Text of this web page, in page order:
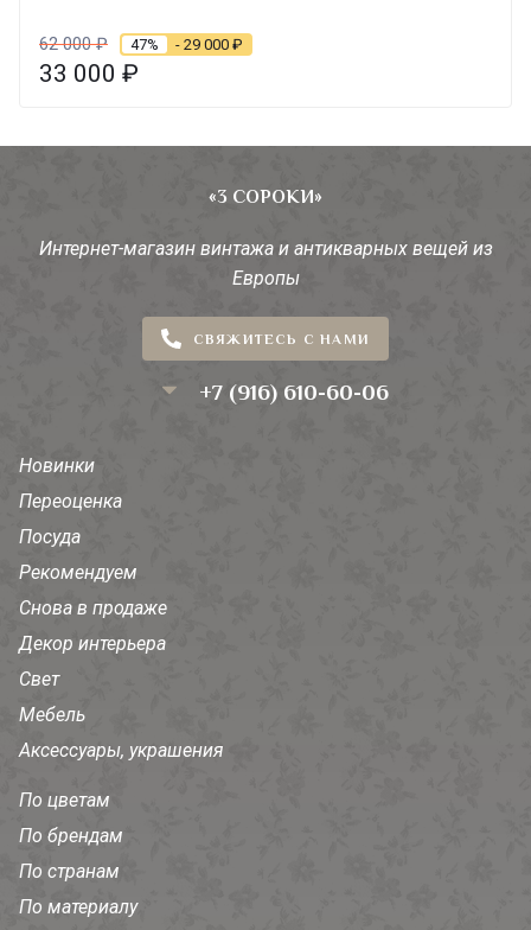
62 000₽ 47% - 29 000 ₽
33 000 ₽
«3 СОРОКИ»
Интернет-магазин винтажа и антикварных вещей из
Европы
СВЯЖИТЕСЬ С НАМИ
+7 (916) 610-60-06
Новинки
Переоценка
Посуда
Рекомендуем
Снова в продаже
Декор интерьера
Свет
Мебель
Аксессуары, украшения
По цветам
По брендам
По странам
По материалу